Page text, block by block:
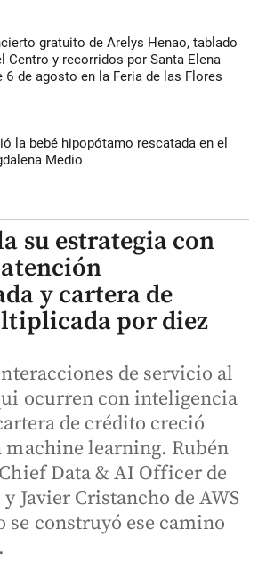
gratuito de Arelys Henao, tablado
Centro y recorridos por Santa Elena
6 de agosto en la Feria de las Flores
la bebé hipopótamo rescatada en el
Medio
su estrategia con
y cartera de
por diez
de servicio al
ocurren con inteligencia
de crédito creció
machine learning. Rubén
Data & AI Officer de
Javier Cristancho de AWS
se construyó ese camino